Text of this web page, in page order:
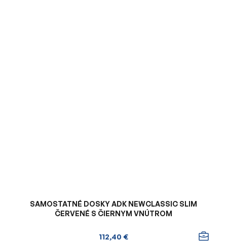
SAMOSTATNÉ DOSKY ADK NEWCLASSIC SLIM
ČERVENÉ S ČIERNYM VNÚTROM
112,40 €